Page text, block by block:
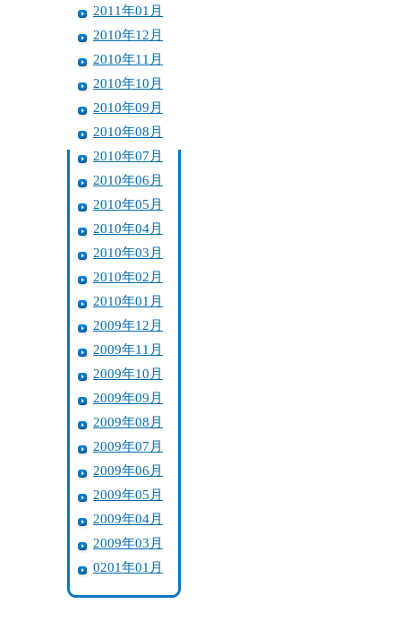
2011年01月
2010年12月
2010年11月
2010年10月
2010年09月
2010年08月
2010年07月
2010年06月
2010年05月
2010年04月
2010年03月
2010年02月
2010年01月
2009年12月
2009年11月
2009年10月
2009年09月
2009年08月
2009年07月
2009年06月
2009年05月
2009年04月
2009年03月
0201年01月